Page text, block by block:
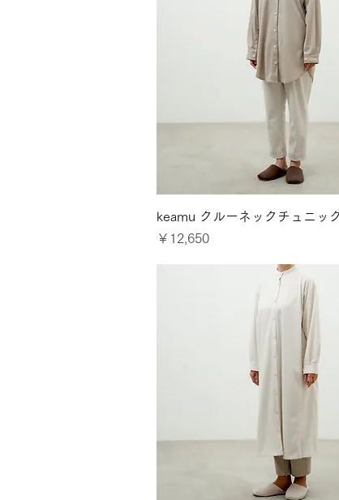
クイックビュー
keamu クルーネックチュニッ
価格
￥12,650